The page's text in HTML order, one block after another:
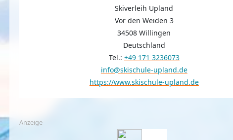
Skiverleih Upland
Vor den Weiden 3
34508 Willingen
Deutschland
Tel.: +49 171 3236073
info@skischule-upland.de
https://www.skischule-upland.de
Anzeige